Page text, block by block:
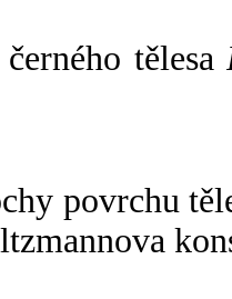
tělesa
povrchu